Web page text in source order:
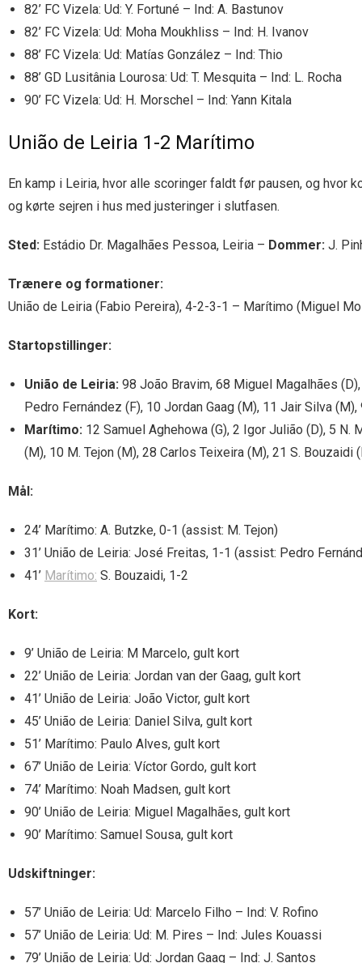
82’ FC Vizela: Ud: Y. Fortuné – Ind: A. Bastunov
82’ FC Vizela: Ud: Moha Moukhliss – Ind: H. Ivanov
88’ FC Vizela: Ud: Matías González – Ind: Thio
88’ GD Lusitânia Lourosa: Ud: T. Mesquita – Ind: L. Rocha
90’ FC Vizela: Ud: H. Morschel – Ind: Yann Kitala
União de Leiria 1-2 Marítimo
En kamp i Leiria, hvor alle scoringer faldt før pausen, og
og kørte sejren i hus med justeringer i slutfasen.
Sted: Estádio Dr. Magalhães Pessoa, Leiria – Dommer: J.
Trænere og formationer:
União de Leiria (Fabio Pereira), 4-2-3-1 – Marítimo (Miguel
Startopstillinger:
União de Leiria: 98 João Bravim, 68 Miguel Magalhães
Pedro Fernández (F), 10 Jordan Gaag (M), 11 Jair Silva
Marítimo: 12 Samuel Aghehowa (G), 2 Igor Julião (D), 5 N.
(M), 10 M. Tejon (M), 28 Carlos Teixeira (M), 21 S. Bouzaidi
Mål:
24’ Marítimo: A. Butzke, 0-1 (assist: M. Tejon)
31’ União de Leiria: José Freitas, 1-1 (assist: Pedro
41’ Marítimo: S. Bouzaidi, 1-2
Kort:
9’ União de Leiria: M Marcelo, gult kort
22’ União de Leiria: Jordan van der Gaag, gult kort
41’ União de Leiria: João Victor, gult kort
45’ União de Leiria: Daniel Silva, gult kort
51’ Marítimo: Paulo Alves, gult kort
67’ União de Leiria: Víctor Gordo, gult kort
74’ Marítimo: Noah Madsen, gult kort
90’ União de Leiria: Miguel Magalhães, gult kort
90’ Marítimo: Samuel Sousa, gult kort
Udskiftninger:
57’ União de Leiria: Ud: Marcelo Filho – Ind: V. Rofino
57’ União de Leiria: Ud: M. Pires – Ind: Jules Kouassi
79’ União de Leiria: Ud: Jordan Gaag – Ind: J. Santos